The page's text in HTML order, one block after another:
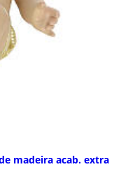
madeira acab. extra